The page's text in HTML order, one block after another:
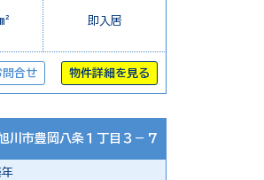
即入居
問合せ 物件詳細を見る
川市豊岡八条１丁目３－７
年